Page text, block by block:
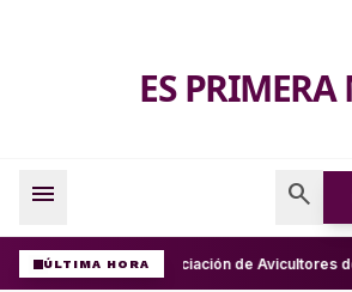
ES PRIMERA
menu search
ÚLTIMA HORAAsociación de Avicultores